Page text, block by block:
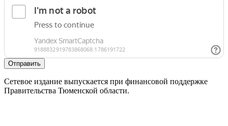
Отправить
Сетевое издание выпускается при финансовой поддержке
Правительства Тюменской области.